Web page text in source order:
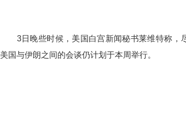
3日晚些时候，美国白宫新闻秘书莱维特称，
美国与伊朗之间的会谈仍计划于本周举行。